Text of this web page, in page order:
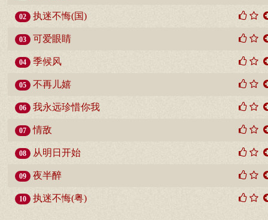
02 执迷不悔(国)
03 可爱眼睛
04 季候风
05 不再儿嬉
06 我永远珍惜你我
07 情敌
08 从明日开始
09 夜半醉
10 执迷不悔(粤)